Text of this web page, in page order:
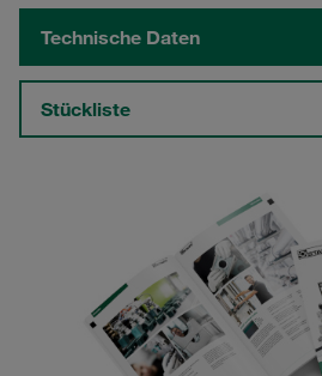
Technische Daten
Stückliste